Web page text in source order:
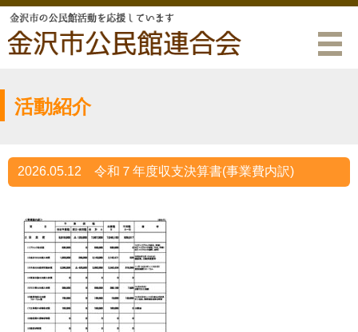
活動紹介
2026.05.12 令和７年度収支決算書(事業費内訳)